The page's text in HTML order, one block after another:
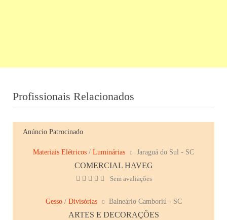
Profissionais Relacionados
Anúncio Patrocinado
Materiais Elétricos / Luminárias Jaraguá do Sul - SC
COMERCIAL HAVEG
Sem avaliações
Gesso/ Divisórias Balneário Camboriú - SC
ARTES E DECORAÇÕES